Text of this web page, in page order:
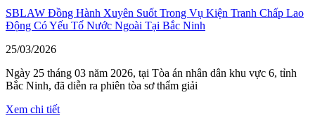
SBLAW Đồng Hành Xuyên Suốt Trong Vụ Kiện Tranh Chấp Lao
Động Có Yếu Tố Nước Ngoài Tại Bắc Ninh
25/03/2026
Ngày 25 tháng 03 năm 2026, tại Tòa án nhân dân khu vực 6, tỉnh
Bắc Ninh, đã diễn ra phiên tòa sơ thẩm giải
Xem chi tiết